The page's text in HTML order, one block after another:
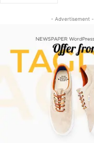
- Advertisement -